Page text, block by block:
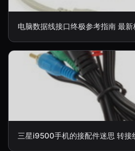
电脑数据线接口终极参考指南 最
三星i9500手机的接配件迷思 转接